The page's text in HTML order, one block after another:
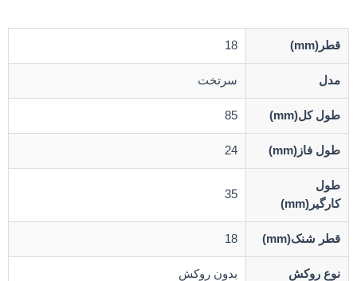
قطر(mm) 18
مدل سرتخت
طول کل(mm) 85
طول فاز(mm) 24
طول
کارگیر(mm)
35
قطر شنک(mm) 18
نوع روکش بدون روکش